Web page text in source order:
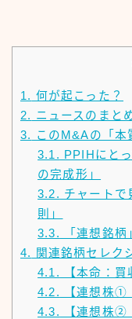
1. 何が起こった？
2. ニュースのまと
3.
このM&Aの「本
3.1. PPIHにと
の完成形」
3.2. チャートで
則」
3.3.
「連想銘柄
4.
関連銘柄セレク
4.1.
【本命：買
4.2.
【連想株①
4.3.
【連想株②